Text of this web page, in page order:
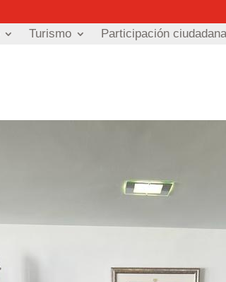
Turismo Participación ciudadana